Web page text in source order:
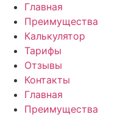
Главная
Преимущества
Калькулятор
Тарифы
Отзывы
Контакты
Главная
Преимущества